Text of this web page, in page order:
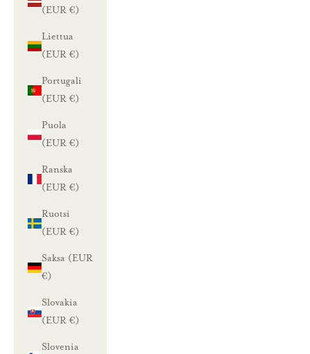
(EUR €)
Liettua
(EUR €)
Portugali
(EUR €)
Puola
(EUR €)
Ranska
(EUR €)
Ruotsi
(EUR €)
Saksa (EUR
€)
Slovakia
(EUR €)
Slovenia